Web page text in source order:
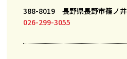
388-8019 長野県長野市篠ノ井
026-299-3055